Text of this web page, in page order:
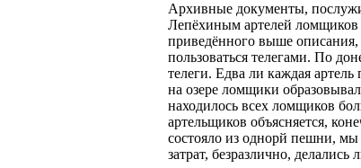
Архивные документы,
Лепёхиным артелей ломщиков
приведённого выше описания,
пользоваться телегами. По
телеги. Едва ли каждая
на озере ломщики
находилось всех ломщиков
артельщиков объясняется,
состояло из однорй пешни,
затрат, безразлично,